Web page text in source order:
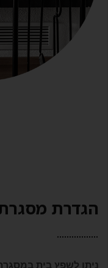
הגדרת
ניתן לשפץ בית